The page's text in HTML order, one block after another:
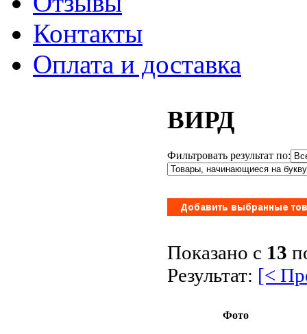
Контакты
Оплата и доставка
ВИРД
Фильтровать результат по:
Показано с 13
Результат: [<
Фото